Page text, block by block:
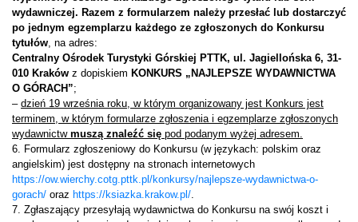
wydawniczej. Razem z formularzem należy przesłać lub dostarczyć
po jednym egzemplarzu każdego ze zgłoszonych do Konkursu
tytułów , na adres:
Centralny Ośrodek Turystyki Górskiej PTTK, ul. Jagiellońska 6, 31-
010 Kraków z dopiskiem KONKURS „NAJLEPSZE WYDAWNICTWA
O GÓRACH”;
– dzień 19 września roku, w którym organizowany jest Konkurs jest
terminem, w którym formularze zgłoszenia i egzemplarze zgłoszonych
wydawnictw muszą znaleźć się pod podanym wyżej adresem.
6. Formularz zgłoszeniowy do Konkursu (w językach: polskim oraz
angielskim) jest dostępny na stronach internetowych
https://ow.wierchy.cotg.pttk.pl/konkursy/najlepsze-wydawnictwa-o-
gorach/ oraz https://ksiazka.krakow.pl/
7. Zgłaszający przesyłają wydawnictwa do Konkursu na swój koszt i